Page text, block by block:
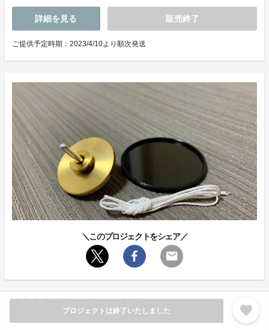
プロジェクトは終了いたしました favorite
詳細を見る 販売終了
ご提供予定時期：2023/4/10より順次発送
＼このプロジェクトをシェア／
特定商取引法に基づく表示